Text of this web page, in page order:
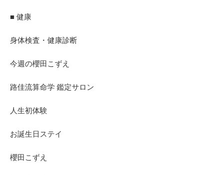
■ 健康
身体検査・健康診断
今週の櫻田こずえ
路佳流算命学 鑑定サロン
人生初体験
お誕生日ステイ
櫻田こずえ